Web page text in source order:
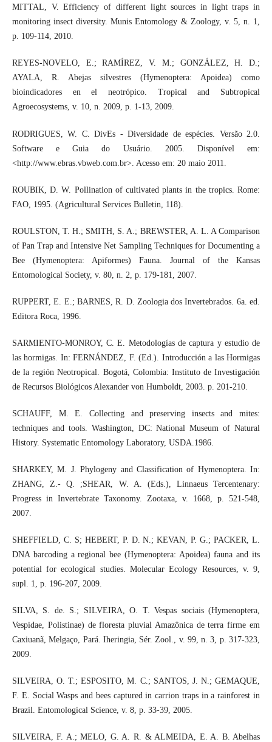
MITTAL, V. Efficiency of different light sources in light traps in
monitoring insect diversity. Munis Entomology & Zoology, v. 5, n. 1,
p. 109-114, 2010.
REYES-NOVELO, E.; RAMÍREZ, V. M.; GONZÁLEZ, H. D.;
AYALA, R. Abejas silvestres (Hymenoptera: Apoidea) como
bioindicadores en el neotrópico. Tropical and Subtropical
Agroecosystems, v. 10, n. 2009, p. 1-13, 2009.
RODRIGUES, W. C. DivEs - Diversidade de espécies. Versão 2.0.
Software e Guia do Usuário. 2005. Disponível em:
<http://www.ebras.vbweb.com.br>. Acesso em: 20 maio 2011.
ROUBIK, D. W. Pollination of cultivated plants in the tropics. Rome:
FAO, 1995. (Agricultural Services Bulletin, 118).
ROULSTON, T. H.; SMITH, S. A.; BREWSTER, A. L. A Comparison
of Pan Trap and Intensive Net Sampling Techniques for Documenting a
Bee (Hymenoptera: Apiformes) Fauna. Journal of the Kansas
Entomological Society, v. 80, n. 2, p. 179-181, 2007.
RUPPERT, E. E.; BARNES, R. D. Zoologia dos Invertebrados. 6a. ed.
Editora Roca, 1996.
SARMIENTO-MONROY, C. E. Metodologías de captura y estudio de
las hormigas. In: FERNÁNDEZ, F. (Ed.). Introducción a las Hormigas
de la región Neotropical. Bogotá, Colombia: Instituto de Investigación
de Recursos Biológicos Alexander von Humboldt, 2003. p. 201-210.
SCHAUFF, M. E. Collecting and preserving insects and mites:
techniques and tools. Washington, DC: National Museum of Natural
History. Systematic Entomology Laboratory, USDA.1986.
SHARKEY, M. J. Phylogeny and Classification of Hymenoptera. In:
ZHANG, Z.- Q. ;SHEAR, W. A. (Eds.), Linnaeus Tercentenary:
Progress in Invertebrate Taxonomy. Zootaxa, v. 1668, p. 521-548,
2007.
SHEFFIELD, C. S; HEBERT, P. D. N.; KEVAN, P. G.; PACKER, L.
DNA barcoding a regional bee (Hymenoptera: Apoidea) fauna and its
potential for ecological studies. Molecular Ecology Resources, v. 9,
supl. 1, p. 196-207, 2009.
SILVA, S. de. S.; SILVEIRA, O. T. Vespas sociais (Hymenoptera,
Vespidae, Polistinae) de floresta pluvial Amazônica de terra firme em
Caxiuanã, Melgaço, Pará. Iheringia, Sér. Zool., v. 99, n. 3, p. 317-323,
2009.
SILVEIRA, O. T.; ESPOSITO, M. C.; SANTOS, J. N.; GEMAQUE,
F. E. Social Wasps and bees captured in carrion traps in a rainforest in
Brazil. Entomological Science, v. 8, p. 33-39, 2005.
SILVEIRA, F. A.; MELO, G. A. R. & ALMEIDA, E. A. B. Abelhas